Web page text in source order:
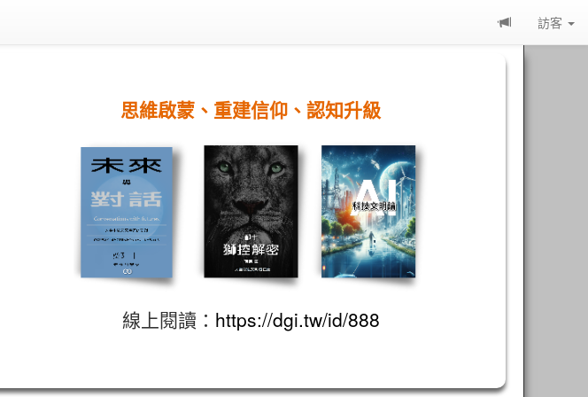
訪客
思維啟蒙、重建信仰、認知升級
線上閱讀： https://dgi.tw/id/888